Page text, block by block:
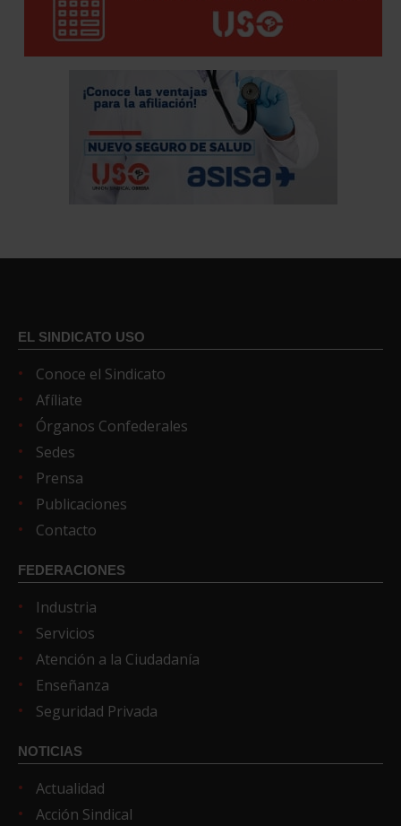
EL SINDICATO USO
Conoce el Sindicato
Afíliate
Órganos Confederales
Sedes
Prensa
Publicaciones
Contacto
FEDERACIONES
Industria
Servicios
Atención a la Ciudadanía
Enseñanza
Seguridad Privada
NOTICIAS
Actualidad
Acción Sindical